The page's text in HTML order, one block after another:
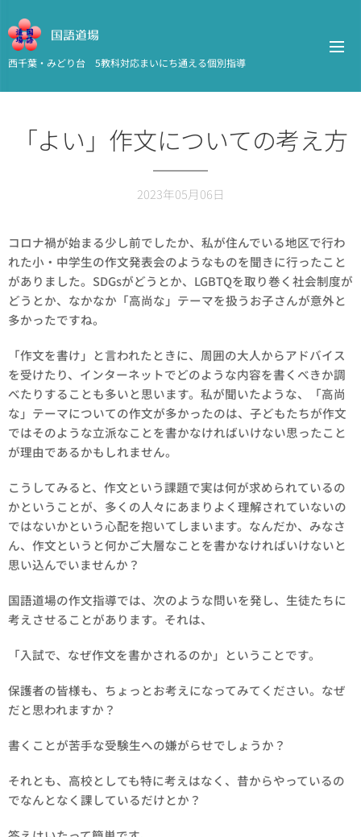
国語道場
西千葉・みどり台 5教科対応まいにち通える個別指導
「よい」作文についての考え方
2023年05月06日
コロナ禍が始まる少し前でしたか、私が住んでいる地区で行わ
れた小・中学生の作文発表会のようなものを聞きに行ったこと
がありました。SDGsがどうとか、LGBTQを取り巻く社会制度が
どうとか、なかなか「高尚な」テーマを扱うお子さんが意外と
多かったですね。
「作文を書け」と言われたときに、周囲の大人からアドバイス
を受けたり、インターネットでどのような内容を書くべきか調
べたりすることも多いと思います。私が聞いたような、「高尚
な」テーマについての作文が多かったのは、子どもたちが作文
ではそのような立派なことを書かなければいけない思ったこと
が理由であるかもしれません。
こうしてみると、作文という課題で実は何が求められているの
かということが、多くの人々にあまりよく理解されていないの
ではないかという心配を抱いてしまいます。なんだか、みなさ
ん、作文というと何かご大層なことを書かなければいけないと
思い込んでいませんか？
国語道場の作文指導では、次のような問いを発し、生徒たちに
考えさせることがあります。それは、
「入試で、なぜ作文を書かされるのか」ということです。
保護者の皆様も、ちょっとお考えになってみてください。なぜ
だと思われますか？
書くことが苦手な受験生への嫌がらせでしょうか？
それとも、高校としても特に考えはなく、昔からやっているの
でなんとなく課しているだけとか？